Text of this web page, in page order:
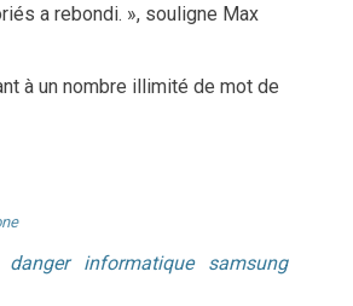
a rebondi. », souligne Max
à un nombre illimité de mot de
danger informatique
samsung